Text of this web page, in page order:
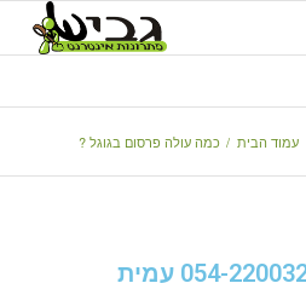
עמוד הבית / כמה עולה פרסום בגוגל ?